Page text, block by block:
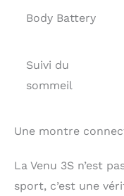
Body Battery
Suivi du
sommeil
Une montre
La Venu 3S n’est
sport, c’est une